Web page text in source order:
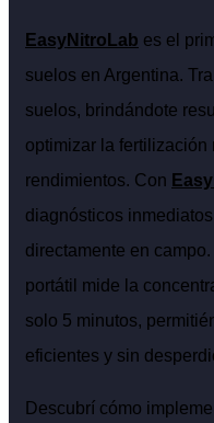
EasyNitroLab es el
suelos en Argentina.
suelos, brindándote
optimizar la fertilización
rendimientos. Con
diagnósticos
directamente en
portátil mide la
solo 5 minutos,
eficientes y sin
Descubrí cómo